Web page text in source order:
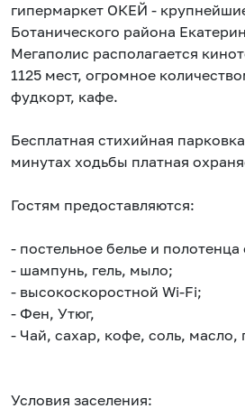
гипермаркет ОКЕЙ -
Ботанического района
Мегаполис располагается
1125 мест, огромное
фудкорт, кафе.
Бесплатная стихийная
минутах ходьбы платная
Гостям предоставляются:
- постельное белье и полотенца
- шампунь, гель, мыло;
- высокоскоростной Wi-Fi;
- Фен, Утюг,
- Чай, сахар, кофе, соль, масло,
Условия заселения: